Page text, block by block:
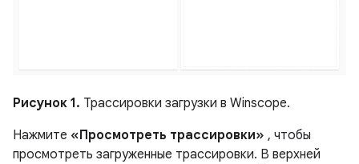
Рисунок 1. Трассировки загрузки в Winscope.
Нажмите «Просмотреть трассировки» , чтобы
просмотреть загруженные трассировки. В верхней